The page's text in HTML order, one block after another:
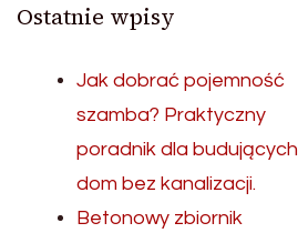
Ostatnie wpisy
Jak dobrać pojemność
szamba? Praktyczny
poradnik dla budujących
dom bez kanalizacji.
Betonowy zbiornik